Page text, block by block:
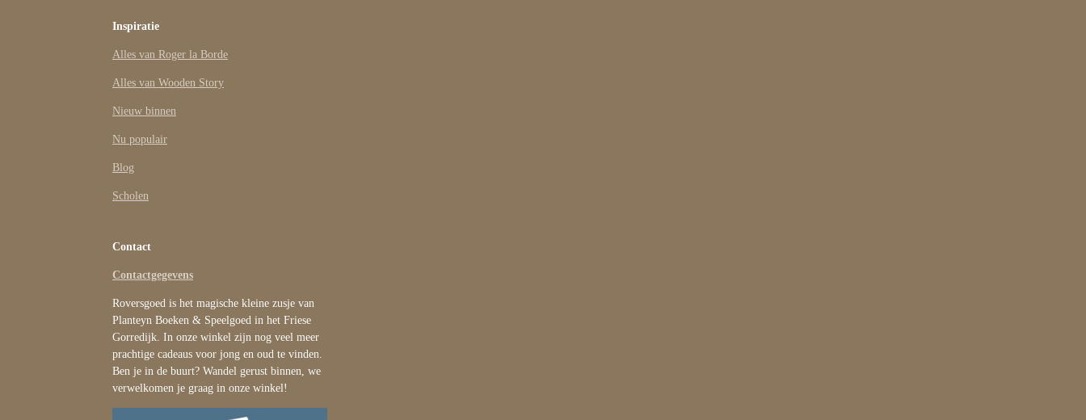
Inspiratie
Alles van Roger la Borde
Alles van Wooden Story
Nieuw binnen
Nu populair
Blog
Scholen
Contact
Contactgegevens
Roversgoed is het magische kleine zusje van
Planteyn Boeken & Speelgoed in het Friese
Gorredijk. In onze winkel zijn nog veel meer
prachtige cadeaus voor jong en oud te vinden.
Ben je in de buurt? Wandel gerust binnen, we
verwelkomen je graag in onze winkel!